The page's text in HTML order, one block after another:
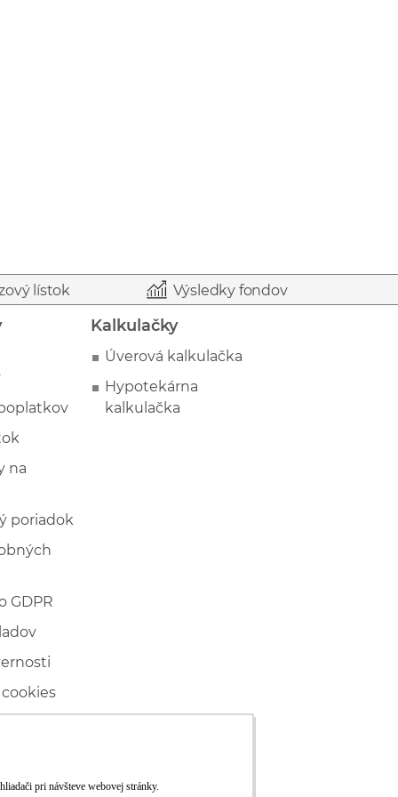
lístok Výsledky fondov
na
poriadok
GDPR
Kalkulačky
Úverová kalkulačka
Hypotekárna
kalkulačka